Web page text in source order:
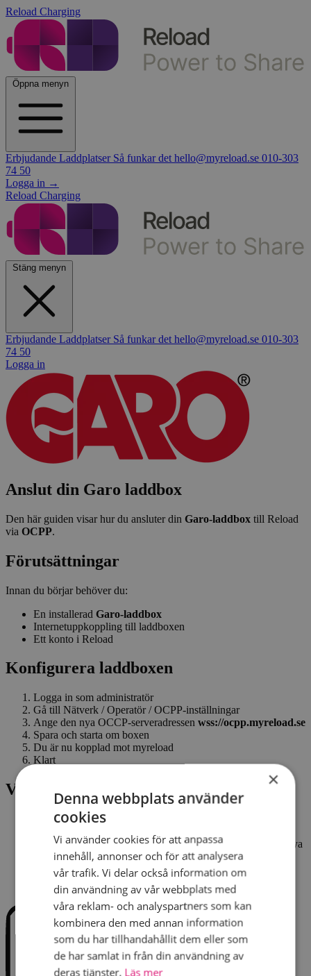
Reload Charging
Öppna menyn
Erbjudande Laddplatser Så funkar det hello@myreload.se 010-303
74 50
Logga in →
Reload Charging
Stäng menyn
Erbjudande Laddplatser Så funkar det hello@myreload.se 010-303
74 50
Logga in
Anslut din Garo laddbox
Den här guiden visar hur du ansluter din Garo-laddbox till Reload
via OCPP.
Förutsättningar
Innan du börjar behöver du:
En installerad Garo-laddbox
Internetuppkoppling till laddboxen
Ett konto i Reload
Konfigurera laddboxen
Logga in som administratör
Gå till Nätverk / Operatör / OCPP-inställningar
Ange den nya OCCP-serveradressen wss://ocpp.myreload.se
Spara och starta om boxen
Du är nu kopplad mot myreload
Klart
Viktigt att tänka på
Vissa Garo-boxar är låsta av operatören och kräver att
Firmware-uppdateringar kan ibland behövas för att stödja nya
OCPP-servrar
×
Denna webbplats använder
cookies
Vi använder cookies för att anpassa
innehåll, annonser och för att analysera
vår trafik. Vi delar också information om
din användning av vår webbplats med
våra reklam- och analyspartners som kan
kombinera den med annan information
som du har tillhandahållit dem eller som
de har samlat in från din användning av
deras tjänster. Läs mer